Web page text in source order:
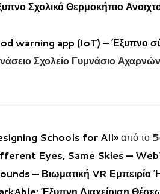
Σχολικό Θερμοκήπιο
warning app (IoT) – Έξυπνο
Σχολείο Γυμνάσιο Αχαρνών
Schools for All»από το
Eyes, Same Skies —
— Βιωματική VR Εμπειρία
Έξυπνη Διαχείριση